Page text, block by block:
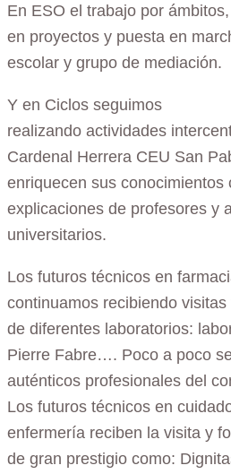
En ESO el trabajo por
en proyectos y puesta en
escolar y grupo de mediación.
Y en Ciclos seguimos
realizando actividades
Cardenal Herrera CEU San
enriquecen sus conocimientos
explicaciones de profesores y
universitarios.
Los futuros técnicos en
continuamos recibiendo
de diferentes laboratorios:
Pierre Fabre…. Poco a poco
auténticos profesionales del
Los futuros técnicos en
enfermería reciben la visita y
de gran prestigio como: